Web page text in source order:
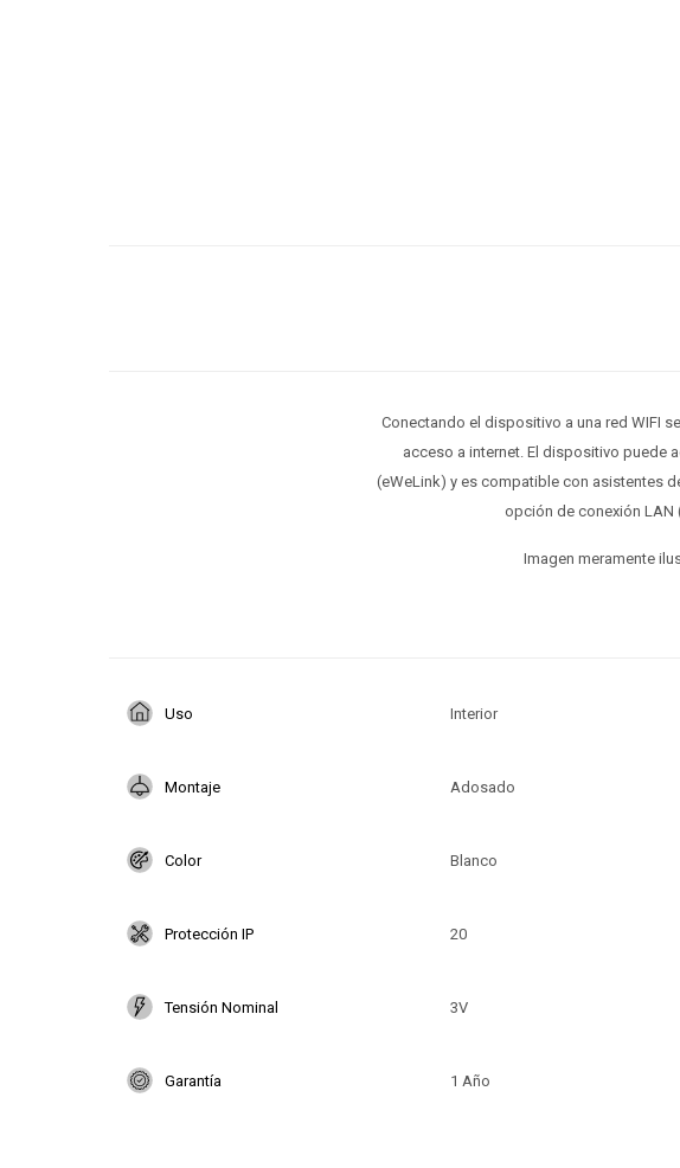
Conectando el dispositivo a una red WIFI
acceso a internet. El dispositivo puede
(eWeLink) y es compatible con asistentes
opción de conexión LAN
Imagen meramente
Uso Interior
Montaje Adosado
Color Blanco
Protección IP 20
Tensión Nominal 3V
Garantía 1 Año